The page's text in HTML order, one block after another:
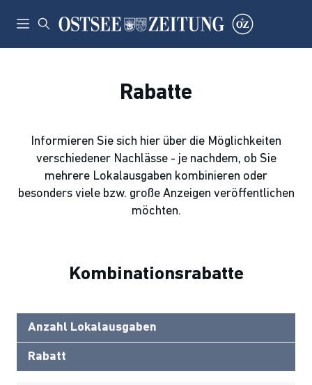
Rabatte
Informieren Sie sich hier über die Möglichkeiten
verschiedener Nachlässe - je nachdem, ob Sie
mehrere Lokalausgaben kombinieren oder
besonders viele bzw. große Anzeigen veröffentlichen
möchten.
Kombinationsrabatte
Anzahl Lokalausgaben
Rabatt